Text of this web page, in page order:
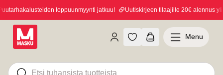
loppuunmyynti jatkuu! Uutiskirjeen tilaajille 20€ alennus yli
Menu